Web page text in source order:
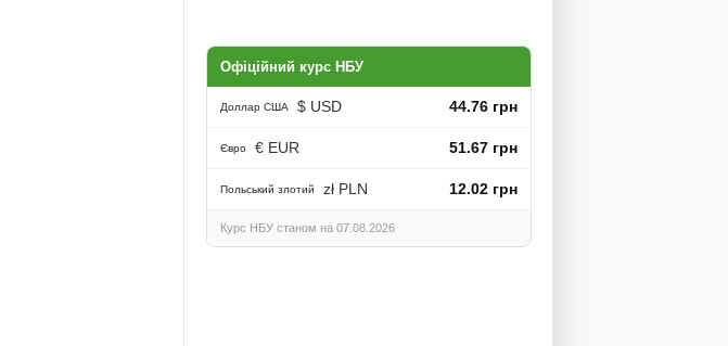
Офіційний курс НБУ
Доллар США $ USD 44.76 грн
Євро € EUR 51.67 грн
Польський злотий zł PLN 12.02 грн
Курс НБУ станом на 07.08.2026